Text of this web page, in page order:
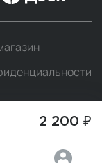
2 200 ₽